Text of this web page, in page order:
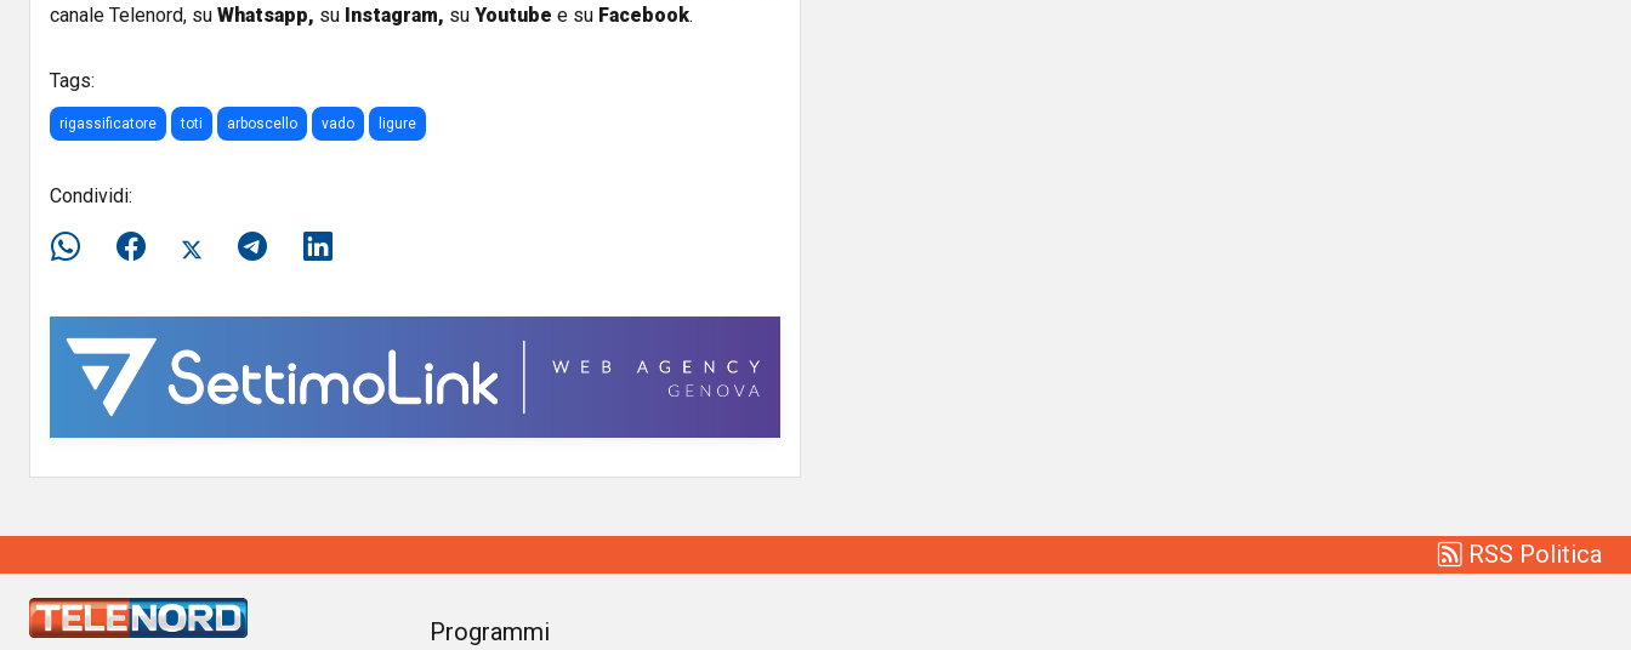
canale Telenord, su Whatsapp, su Instagram, su Youtube e su Facebook.
Tags:
rigassificatore toti arboscello vado ligure
Condividi:
RSS Politica
Programmi